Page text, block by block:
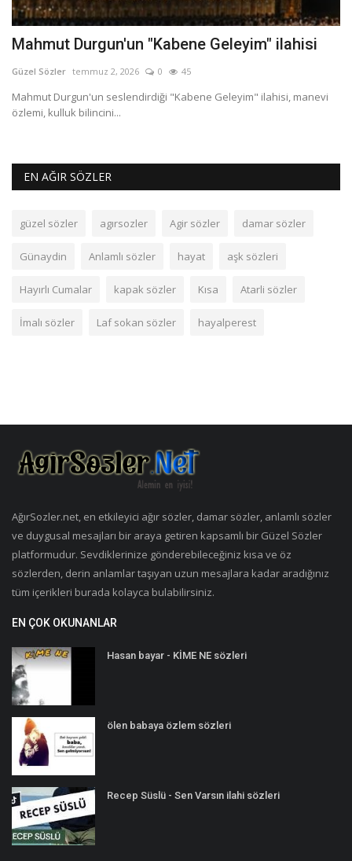
Mahmut Durgun'un "Kabene Geleyim" ilahisi
Güzel Sözler temmuz 2, 2026 0 45
Mahmut Durgun'un seslendirdiği "Kabene Geleyim" ilahisi, manevi
özlemi, kulluk bilincini...
EN AĞIR SÖZLER
güzel sözler agırsozler Agir sözler damar sözler
Günaydin Anlamlı sözler hayat aşk sözleri
Hayırlı Cumalar kapak sözler Kısa Atarli sözler
İmalı sözler Laf sokan sözler hayalperest
AğırSozler.net, en etkileyici ağır sözler, damar sözler, anlamlı sözler
ve duygusal mesajları bir araya getiren kapsamlı bir Güzel Sözler
platformudur. Sevdiklerinize gönderebileceğiniz kısa ve öz
sözlerden, derin anlamlar taşıyan uzun mesajlara kadar aradığınız
tüm içerikleri burada kolayca bulabilirsiniz.
EN ÇOK OKUNANLAR
Hasan bayar - KİME NE sözleri
ölen babaya özlem sözleri
Recep Süslü - Sen Varsın ilahi sözleri